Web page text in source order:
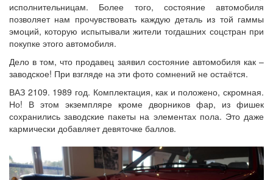
исполнительницам. Более того, состояние автомобиля
позволяет нам прочувствовать каждую деталь из той гаммы
эмоций, которую испытывали жители тогдашних соцстран при
покупке этого автомобиля.
Дело в том, что продавец заявил состояние автомобиля как –
заводское! При взгляде на эти фото сомнений не остаётся.
ВАЗ 2109. 1989 год. Комплектация, как и положено, скромная.
Но! В этом экземпляре кроме дворников фар, из фишек
сохранились заводские пакеты на элементах пола. Это даже
кармически добавляет девяточке баллов.